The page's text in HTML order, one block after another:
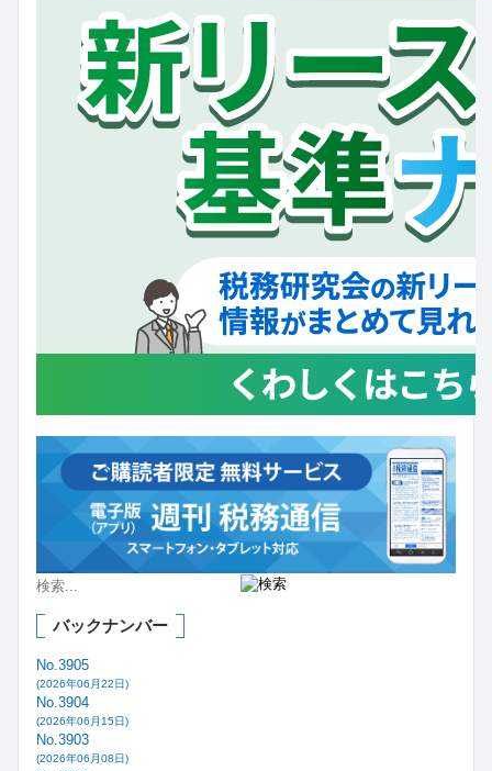
バックナンバー
No.3905
(2026年06月22日)
No.3904
(2026年06月15日)
No.3903
(2026年06月08日)